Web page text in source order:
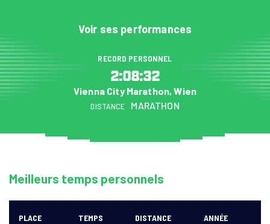
Voir ses performances
RECORD PERSONNEL
2:08:32
Vienna City Marathon, Wien
DISTANCE MARATHON
Meilleurs temps personnels
PLACE TEMPS DISTANCE ANNÉE